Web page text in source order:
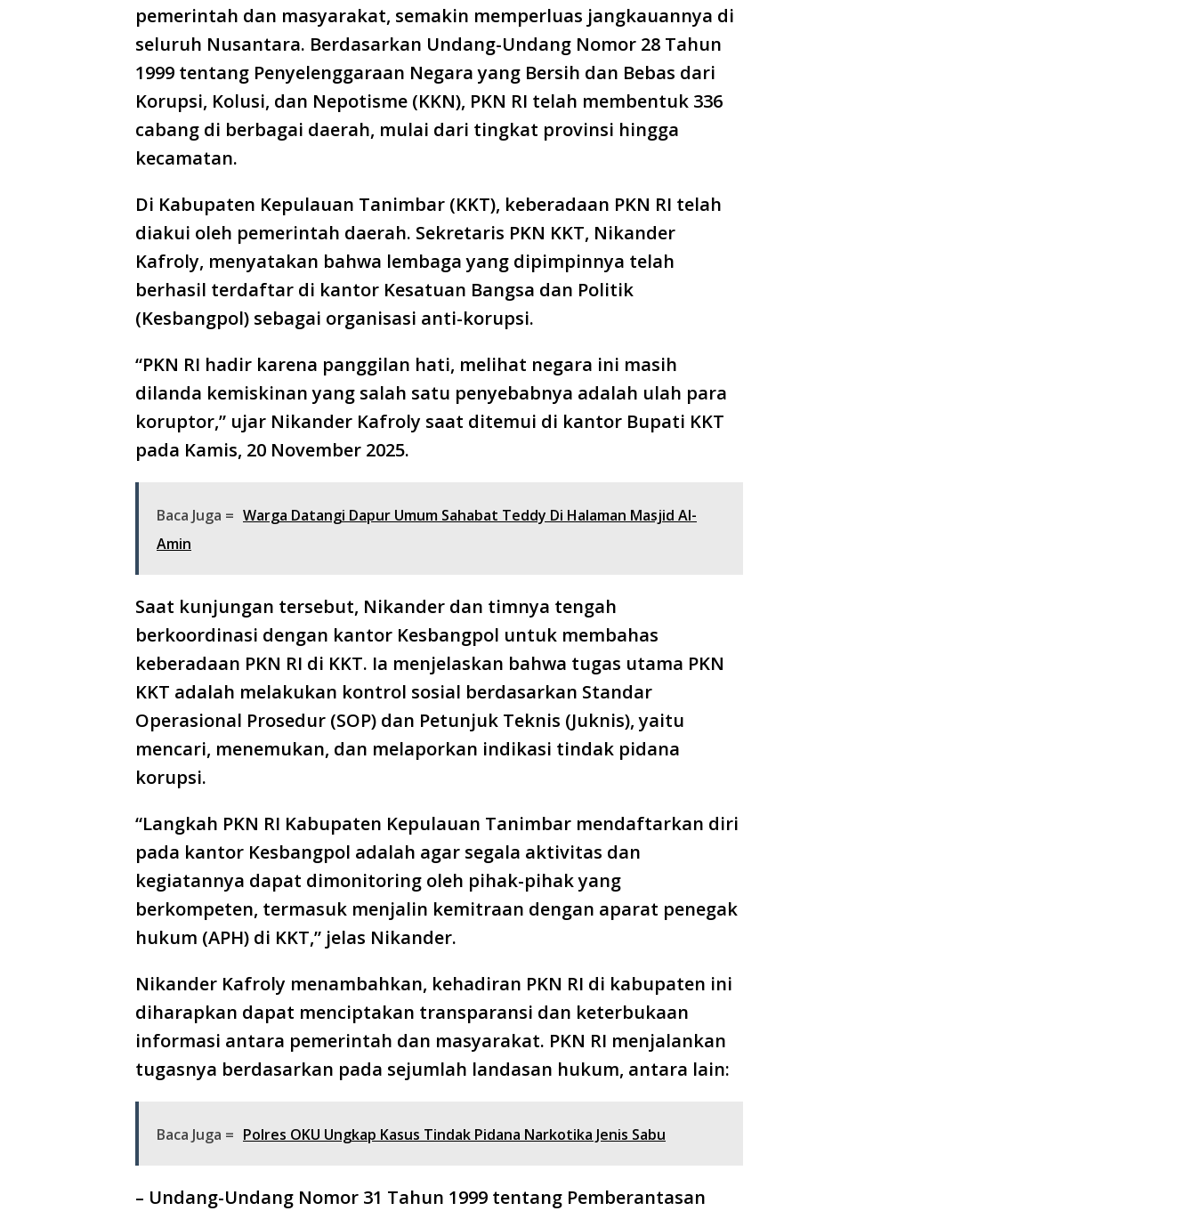
pemerintah dan masyarakat, semakin memperluas jangkauannya di
seluruh Nusantara. Berdasarkan Undang-Undang Nomor 28 Tahun
1999 tentang Penyelenggaraan Negara yang Bersih dan Bebas dari
Korupsi, Kolusi, dan Nepotisme (KKN), PKN RI telah membentuk 336
cabang di berbagai daerah, mulai dari tingkat provinsi hingga
kecamatan.
Di Kabupaten Kepulauan Tanimbar (KKT), keberadaan PKN RI telah
diakui oleh pemerintah daerah. Sekretaris PKN KKT, Nikander
Kafroly, menyatakan bahwa lembaga yang dipimpinnya telah
berhasil terdaftar di kantor Kesatuan Bangsa dan Politik
(Kesbangpol) sebagai organisasi anti-korupsi.
“PKN RI hadir karena panggilan hati, melihat negara ini masih
dilanda kemiskinan yang salah satu penyebabnya adalah ulah para
koruptor,” ujar Nikander Kafroly saat ditemui di kantor Bupati KKT
pada Kamis, 20 November 2025.
Baca Juga = Warga Datangi Dapur Umum Sahabat Teddy Di Halaman Masjid Al-
Amin
Saat kunjungan tersebut, Nikander dan timnya tengah
berkoordinasi dengan kantor Kesbangpol untuk membahas
keberadaan PKN RI di KKT. Ia menjelaskan bahwa tugas utama PKN
KKT adalah melakukan kontrol sosial berdasarkan Standar
Operasional Prosedur (SOP) dan Petunjuk Teknis (Juknis), yaitu
mencari, menemukan, dan melaporkan indikasi tindak pidana
korupsi.
“Langkah PKN RI Kabupaten Kepulauan Tanimbar mendaftarkan diri
pada kantor Kesbangpol adalah agar segala aktivitas dan
kegiatannya dapat dimonitoring oleh pihak-pihak yang
berkompeten, termasuk menjalin kemitraan dengan aparat penegak
hukum (APH) di KKT,” jelas Nikander.
Nikander Kafroly menambahkan, kehadiran PKN RI di kabupaten ini
diharapkan dapat menciptakan transparansi dan keterbukaan
informasi antara pemerintah dan masyarakat. PKN RI menjalankan
tugasnya berdasarkan pada sejumlah landasan hukum, antara lain:
Baca Juga = Polres OKU Ungkap Kasus Tindak Pidana Narkotika Jenis Sabu
– Undang-Undang Nomor 31 Tahun 1999 tentang Pemberantasan